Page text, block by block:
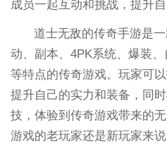
成员一起互动和挑战，提升
道士无敌的传奇手游是
动、副本、4PK系统、爆装
等特点的传奇游戏。玩家可
提升自己的实力和装备，同
技，体验到传奇游戏带来的
游戏的老玩家还是新玩家来